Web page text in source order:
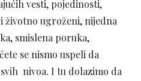
vesti, pojedinosti,
životno ugroženi, nijedna
smislena poruka,
se nismo uspeli da
nivoa. I tu dolazimo da